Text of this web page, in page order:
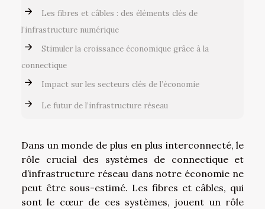
Les fibres et câbles : des éléments clés de
l’infrastructure numérique
Stimuler la croissance économique grâce à la
connectique
Impact sur les secteurs clés de l’économie
Le futur de l’infrastructure réseau
Dans un monde de plus en plus interconnecté, le
rôle crucial des systèmes de connectique et
d’infrastructure réseau dans notre économie ne
peut être sous-estimé. Les fibres et câbles, qui
sont le cœur de ces systèmes, jouent un rôle